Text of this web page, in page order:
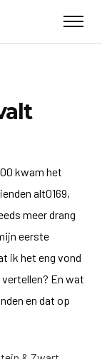
kwam het
alt0169,
meer drang
eerste
ik het eng vond
En wat
en dat op